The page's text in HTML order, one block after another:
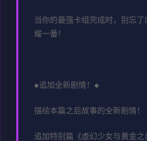
当你的最强卡组完成时，别忘了
耀一番！
◆追加全新剧情！◆
描绘本篇之后故事的全新剧情！
追加特别篇《虚幻少女与黄金之